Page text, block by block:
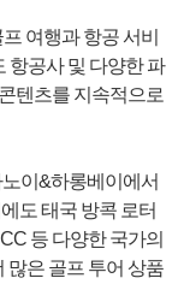
여행과 항공 서비
항공사 및 다양한 파
텐츠를 지속적으로
이&하롱베이에서
도 태국 방콕 로터
등 다양한 국가의
많은 골프 투어 상품